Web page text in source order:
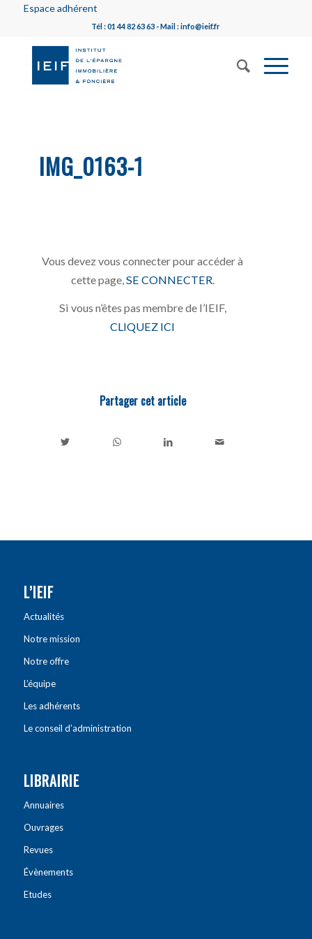
Espace adhérent
Tél : 01 44 82 63 63 - Mail : info@ieif.fr
IMG_0163-1
Vous devez vous connecter pour accéder à
cette page, SE CONNECTER
Si vous n’êtes pas membre de l’IEIF,
CLIQUEZ ICI
Partager cet article
L’IEIF
Actualités
Notre mission
Notre offre
L’équipe
Les adhérents
Le conseil d’administration
LIBRAIRIE
Annuaires
Ouvrages
Revues
Évènements
Etudes